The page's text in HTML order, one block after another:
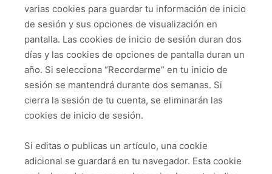
varias cookies para guardar tu información de inicio
de sesión y sus opciones de visualización en
pantalla. Las cookies de inicio de sesión duran dos
días y las cookies de opciones de pantalla duran un
año. Si selecciona “Recordarme” en tu inicio de
sesión se mantendrá durante dos semanas. Si
cierra la sesión de tu cuenta, se eliminarán las
cookies de inicio de sesión.
Si editas o publicas un artículo, una cookie
adicional se guardará en tu navegador. Esta cookie